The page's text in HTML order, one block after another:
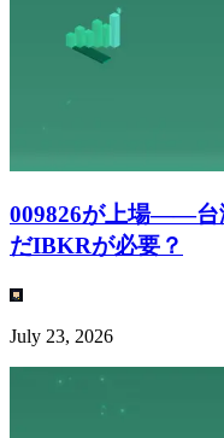
009826が上場——台
だIBKRが必要？
July 23, 2026